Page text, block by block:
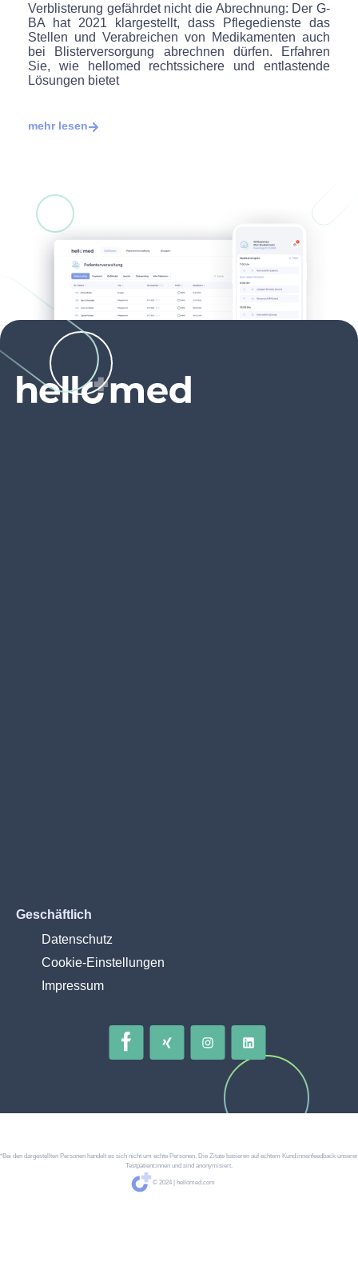
Verblisterung gefährdet nicht die Abrechnung: Der G-
BA hat 2021 klargestellt, dass Pflegedienste das
Stellen und Verabreichen von Medikamenten auch
bei Blisterversorgung abrechnen dürfen. Erfahren
Sie, wie hellomed rechtssichere und entlastende
Lösungen bietet
mehr lesen
Geschäftlich
Datenschutz
Cookie-Einstellungen
Impressum
© 2024 | hellomed.com
*Bei den dargestellten Personen handelt es sich nicht um echte Personen. Die Zitate basieren auf echtem Kund:innenfeedback unserer
Testpatient:innen und sind anonymisiert.